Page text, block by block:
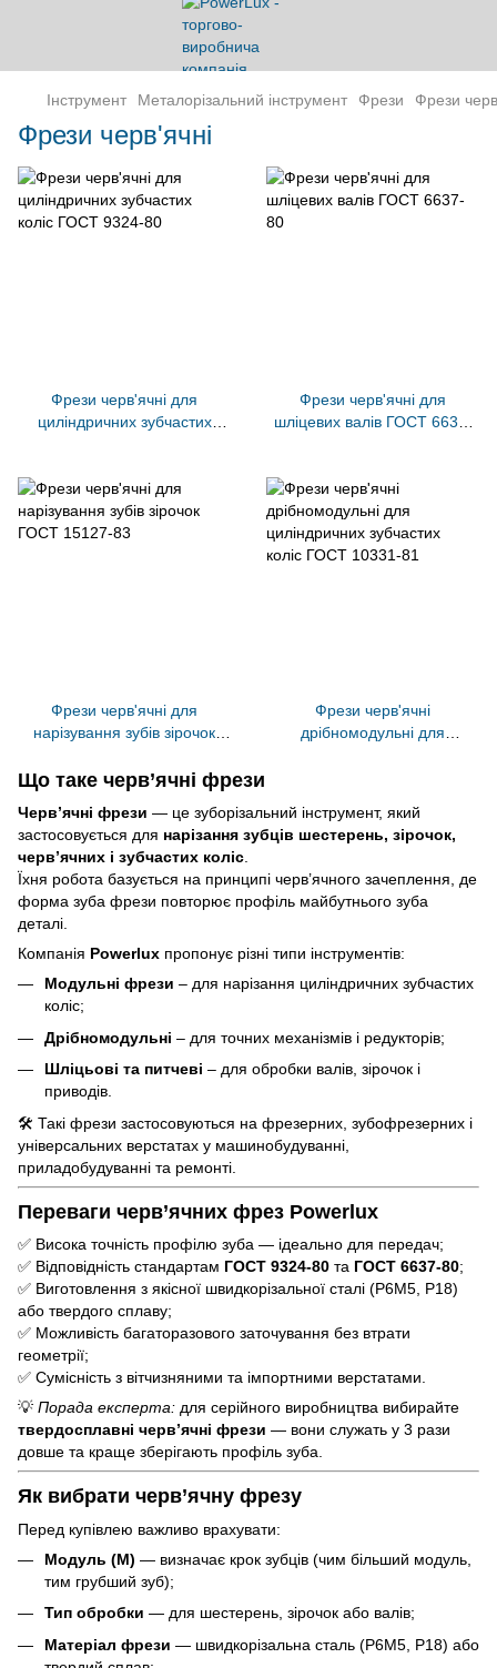
Інструмент Металорізальний інструмент Фрези Фрези
Фрези черв'ячні
Що таке черв’ячні фрези
Черв’ячні фрези — це зуборізальний інструмент, який
застосовується для нарізання зубців шестерень, зірочок,
черв’ячних і зубчастих коліс.
Їхня робота базується на принципі черв’ячного зачеплення, де
форма зуба фрези повторює профіль майбутнього зуба
деталі.
Компанія Powerlux пропонує різні типи інструментів:
Модульні фрези – для нарізання циліндричних зубчастих
коліс;
Дрібномодульні – для точних механізмів і редукторів;
Шліцьові та питчеві – для обробки валів, зірочок і
приводів.
🛠️ Такі фрези застосовуються на фрезерних, зубофрезерних і
універсальних верстатах у машинобудуванні,
приладобудуванні та ремонті.
Переваги черв’ячних фрез Powerlux
✅ Висока точність профілю зуба — ідеально для передач;
✅ Відповідність стандартам ГОСТ 9324-80 та ГОСТ 6637-80;
✅ Виготовлення з якісної швидкорізальної сталі (Р6М5, Р18)
або твердого сплаву;
✅ Можливість багаторазового заточування без втрати
геометрії;
✅ Сумісність з вітчизняними та імпортними верстатами.
💡 Порада експерта: для серійного виробництва вибирайте
твердосплавні черв’ячні фрези — вони служать у 3 рази
довше та краще зберігають профіль зуба.
Як вибрати черв’ячну фрезу
Перед купівлею важливо врахувати:
Модуль (M) — визначає крок зубців (чим більший модуль,
тим грубший зуб);
Тип обробки — для шестерень, зірочок або валів;
Матеріал фрези — швидкорізальна сталь (Р6М5, Р18) або
Фрези черв'ячні для
циліндричних зубчастих
Фрези черв'ячні для
шліцевих валів ГОСТ 6637-
Фрези черв'ячні для
нарізування зубів зірочок
Фрези черв'ячні
дрібномодульні для